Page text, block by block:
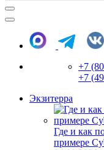
+7
+7
Экзитерра
Где и как
примере